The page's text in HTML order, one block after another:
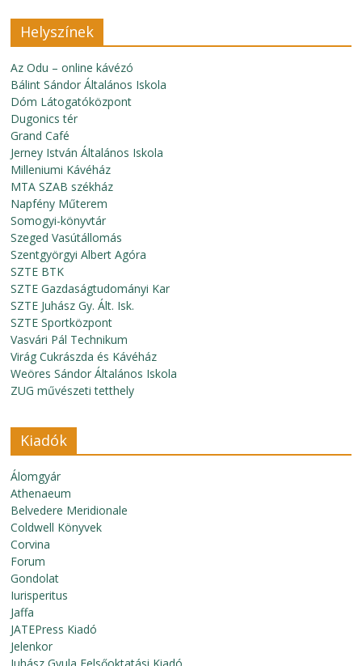
Helyszínek
Az Odu – online kávézó
Bálint Sándor Általános Iskola
Dóm Látogatóközpont
Dugonics tér
Grand Café
Jerney István Általános Iskola
Milleniumi Kávéház
MTA SZAB székház
Napfény Műterem
Somogyi-könyvtár
Szeged Vasútállomás
Szentgyörgyi Albert Agóra
SZTE BTK
SZTE Gazdaságtudományi Kar
SZTE Juhász Gy. Ált. Isk.
SZTE Sportközpont
Vasvári Pál Technikum
Virág Cukrászda és Kávéház
Weöres Sándor Általános Iskola
ZUG művészeti tetthely
Kiadók
Álomgyár
Athenaeum
Belvedere Meridionale
Coldwell Könyvek
Corvina
Forum
Gondolat
Iurisperitus
Jaffa
JATEPress Kiadó
Jelenkor